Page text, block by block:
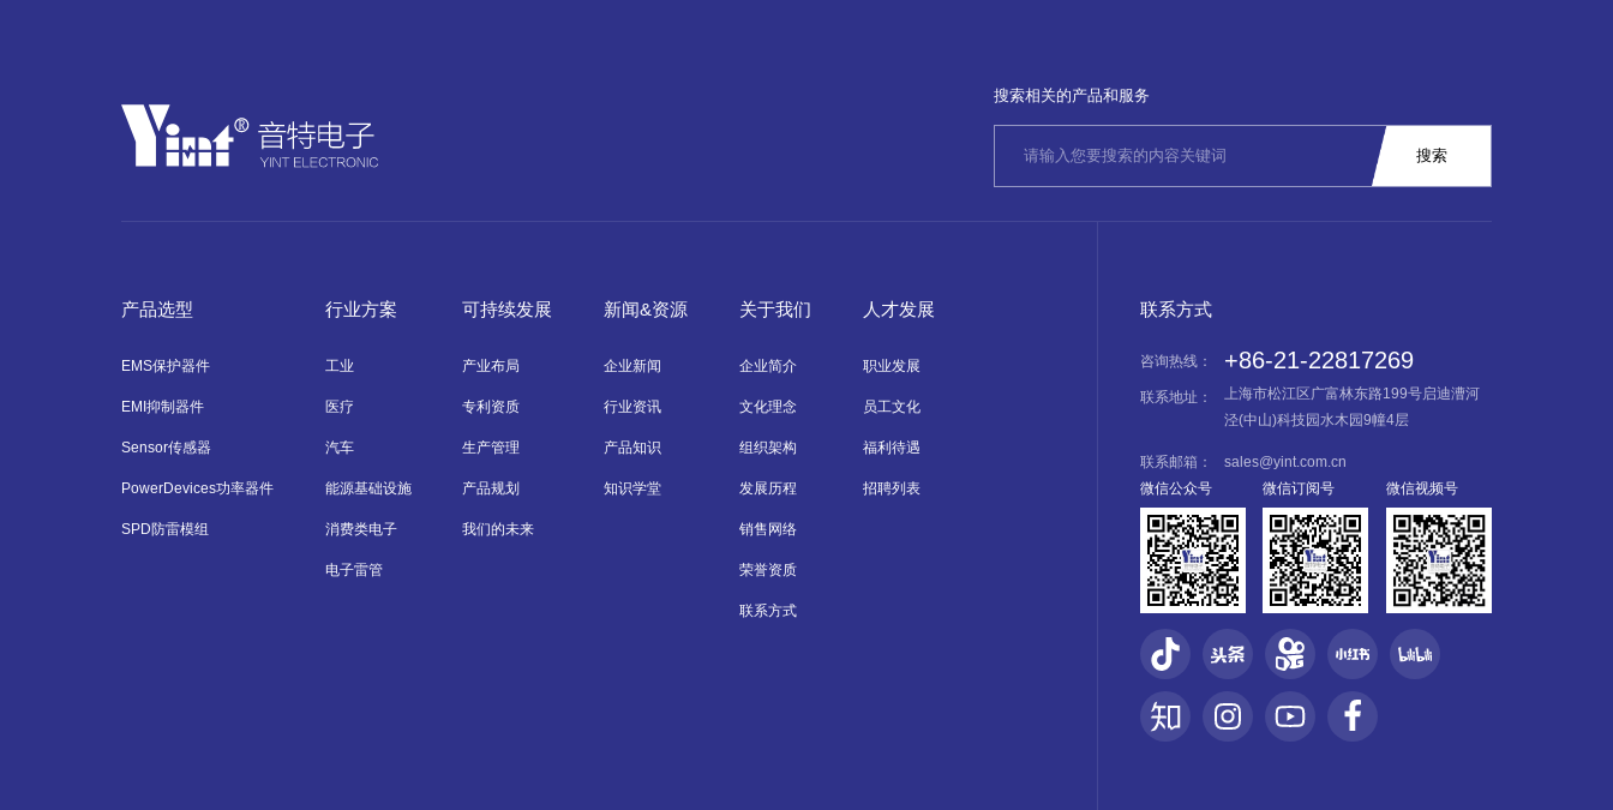
搜索相关的产品和服务
产品选型
EMS保护器件
EMI抑制器件
Sensor传感器
PowerDevices功率器件
SPD防雷模组
行业方案
工业
医疗
汽车
能源基础设施
消费类电子
电子雷管
可持续发展
产业布局
专利资质
生产管理
产品规划
我们的未来
新闻&资源
企业新闻
行业资讯
产品知识
知识学堂
关于我们
企业简介
文化理念
组织架构
发展历程
销售网络
荣誉资质
联系方式
人才发展
职业发展
员工文化
福利待遇
招聘列表
联系方式
咨询热线： +86-21-22817269
联系地址：
上海市松江区广富林东路199号启迪漕河
泾(中山)科技园水木园9幢4层
联系邮箱：
sales@yint.com.cn
微信公众号
微信订阅号 微信视频号